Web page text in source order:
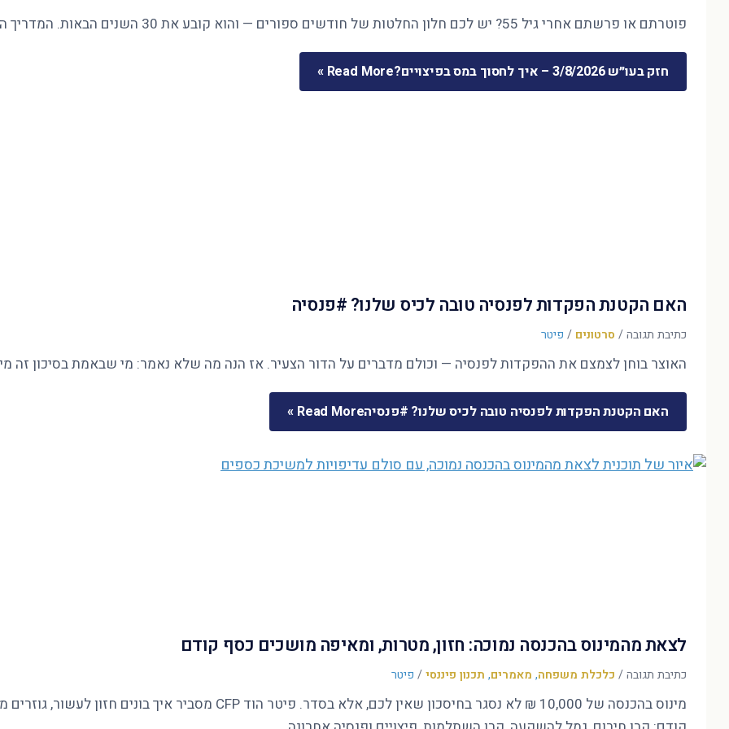
פוטרתם או פרשתם אחרי גיל 55? יש לכם חלון החלטות של חודשים ספורים — והוא קובע את 30 השנים הבאות. המדריך המלא לכסף שמשתחרר …
חזק בעו״ש 3/8/2026 – איך לחסוך במס בפיצויים? Read More »
האם הקטנת הפקדות לפנסיה טובה לכיס שלנו? #פנסיה
כתיבת תגובה/ סרטונים / פיטר
האוצר בוחן לצמצם את ההפקדות לפנסיה — וכולם מדברים על הדור הצעיר. אז הנה מה שלא נאמר: מי שבאמת בסיכון זה מי שנשארו לו
האם הקטנת הפקדות לפנסיה טובה לכיס שלנו? #פנסיהRead More »
לצאת מהמינוס בהכנסה נמוכה: חזון, מטרות, ומאיפה מושכים כסף קודם
כתיבת תגובה/ כלכלת משפחה, מאמרים, תכנון פיננסי/ פיטר